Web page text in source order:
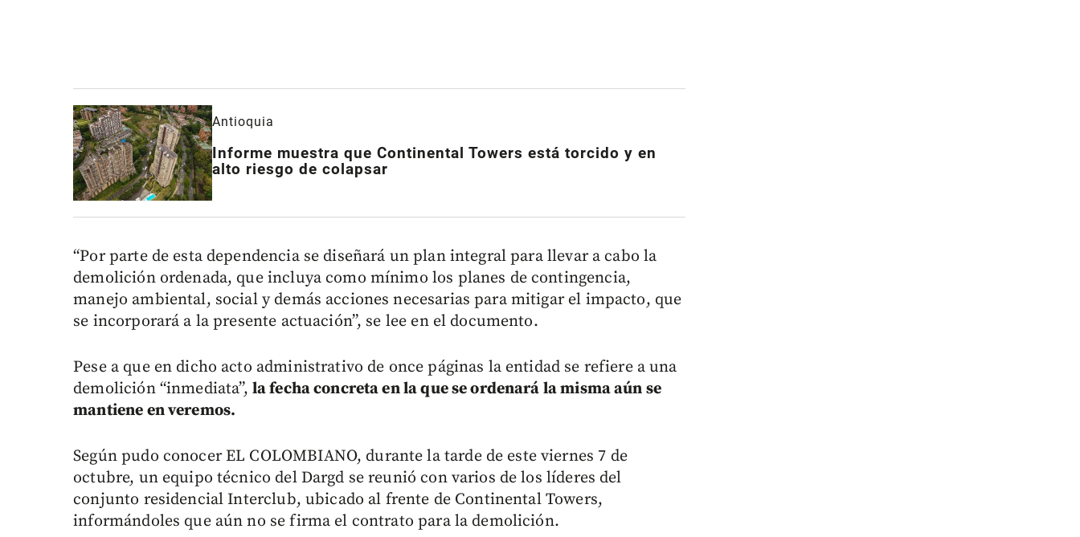
Antioquia
Informe muestra que Continental Towers está torcido y en
alto riesgo de colapsar
“Por parte de esta dependencia se diseñará un plan integral para llevar a cabo la
demolición ordenada, que incluya como mínimo los planes de contingencia,
manejo ambiental, social y demás acciones necesarias para mitigar el impacto, que
se incorporará a la presente actuación”, se lee en el documento.
Pese a que en dicho acto administrativo de once páginas la entidad se refiere a una
demolición “inmediata”, la fecha concreta en la que se ordenará la misma aún se
mantiene en veremos.
Según pudo conocer EL COLOMBIANO, durante la tarde de este viernes 7 de
octubre, un equipo técnico del Dargd se reunió con varios de los líderes del
conjunto residencial Interclub, ubicado al frente de Continental Towers,
informándoles que aún no se firma el contrato para la demolición.